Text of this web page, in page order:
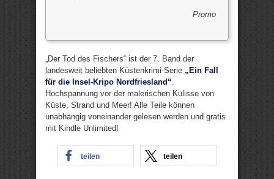
Promo
„Der Tod des Fischers“ ist der 7. Band der
landesweit beliebten Küstenkrimi-Serie „Ein Fall
für die Insel-Kripo Nordfriesland“.
Hochspannung vor der malerischen Kulisse von
Küste, Strand und Meer! Alle Teile können
unabhängig voneinander gelesen werden und gratis
mit Kindle Unlimited!
teilen teilen